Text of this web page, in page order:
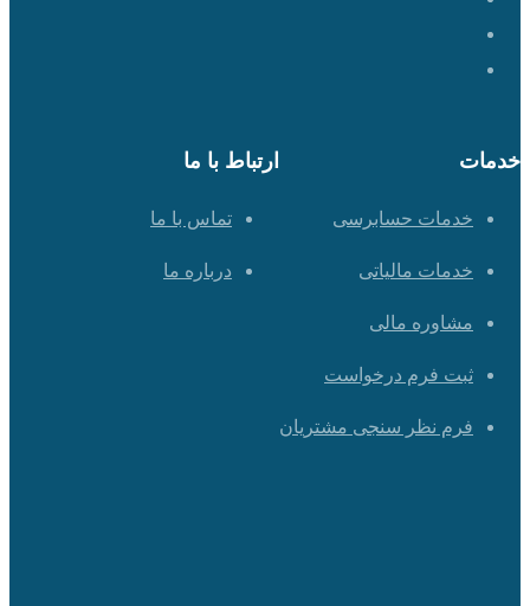
خدمات حسابرسی
خدمات مالیاتی
مشاوره مالی
ثبت فرم درخواست
فرم نظر سنجی مشتریان
ارتباط با ما
تماس با ما
درباره ما